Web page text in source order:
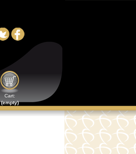
Cart:
(empty)